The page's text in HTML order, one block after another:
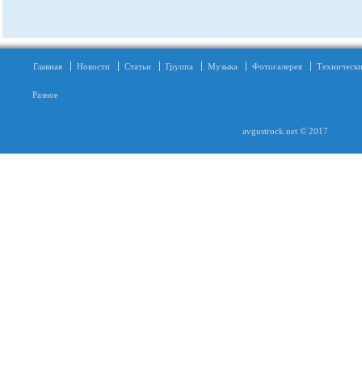
Главная Новости Статьи Группа Музыка Фотогалерея
Разное
avgustrock.net © 2017